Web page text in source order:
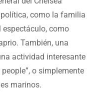
como la familia
espectáculo, como
También, una
actividad interesante
o simplemente
marinos.